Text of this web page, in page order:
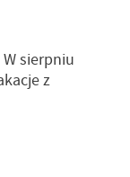
sierpniu
z